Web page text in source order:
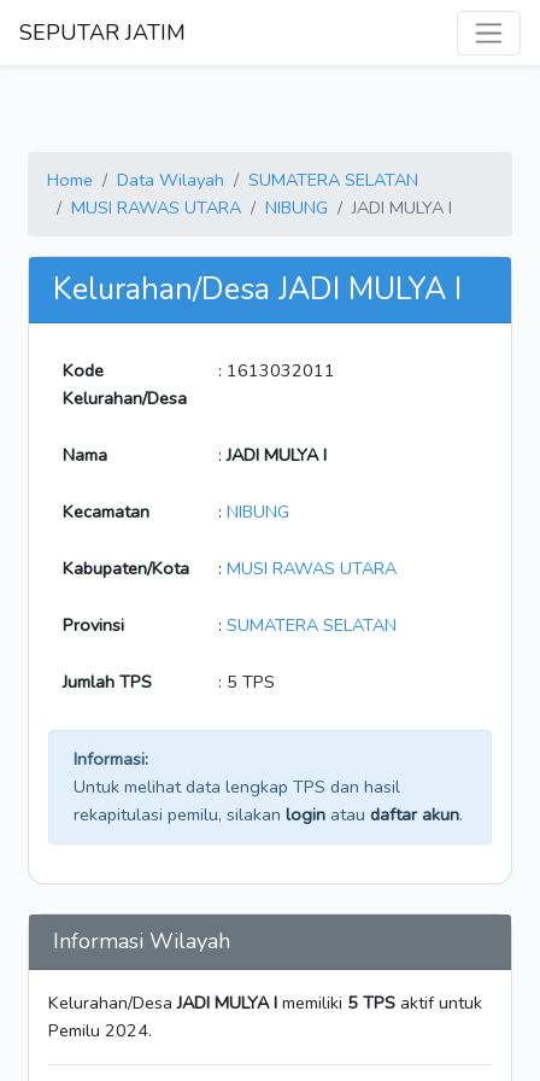
SEPUTAR JATIM
Home Data Wilayah
SUMATERA SELATAN
MUSI RAWAS UTARA
NIBUNG JADI MULYA I
Kelurahan/Desa JADI MULYA I
Kode
Kelurahan/Desa
: 1613032011
Nama :JADI MULYA I
Kecamatan : NIBUNG
Kabupaten/Kota : MUSI RAWAS UTARA
Provinsi : SUMATERA SELATAN
Jumlah TPS : 5 TPS
Informasi:
Untuk melihat data lengkap TPS dan hasil
rekapitulasi pemilu, silakan login atau daftar akun.
Informasi Wilayah
Kelurahan/DesaJADI MULYA I memiliki 5 TPS aktif untuk
Pemilu 2024.